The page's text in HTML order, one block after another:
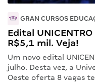
GRAN CURSOS
Edital
R$5,1 mil. Veja!
Um novo edital
julho. Desta vez, a
Oeste oferta 8 vagas